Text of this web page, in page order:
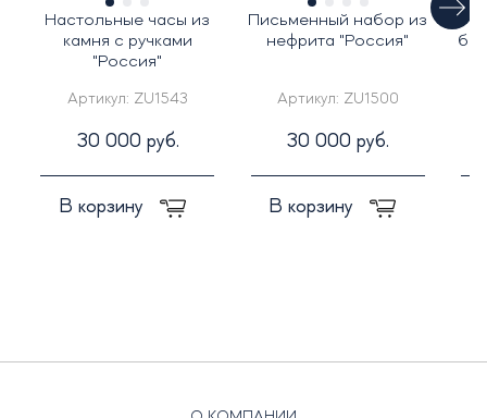
Настольные часы из
камня с ручками
"Россия"
Артикул: ZU1543
30 000 руб.
В корзину
Письменный набор из
нефрита "Россия"
Артикул: ZU1500
30 000 руб.
В корзину